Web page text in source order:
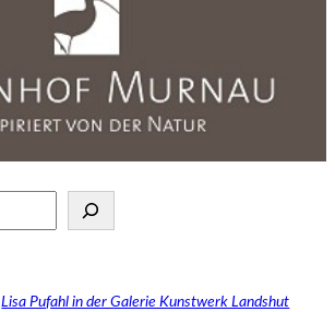
Lisa Pufahl in der Galerie Kunstwerk Landshut